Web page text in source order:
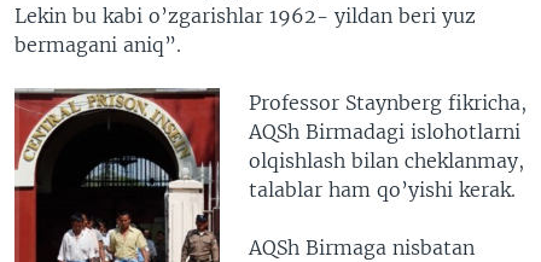
Lekin bu kabi o’zgarishlar 1962- yildan beri yuz
bermagani aniq”.
Professor Staynberg fikricha,
AQSh Birmadagi islohotlarni
olqishlash bilan cheklanmay,
talablar ham qo’yishi kerak.
AQSh Birmaga nisbatan